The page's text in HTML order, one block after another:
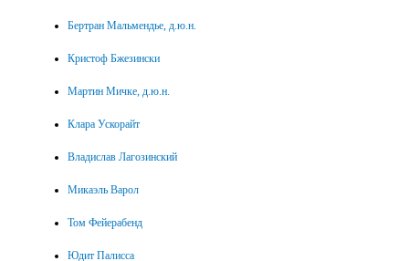
Бертран Мальмендье, д.ю.н.
Кристоф Бжезински
Мартин Мичке, д.ю.н.
Клара Ускорайт
Владислав Лагозинский
Микаэль Варол
Том Фейерабенд
Юдит Палисса